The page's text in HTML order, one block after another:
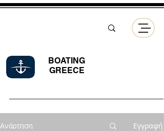
BOATING
GREECE
Ανάρτηση Εγγραφή